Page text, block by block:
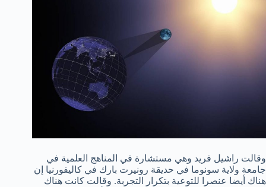
وقالت راشيل فريد وهي مستشارة في المناهج العلمية في
جامعة ولاية سونوما في حديقة رونيرت بارك في كاليفورنيا إن
هناك أيضا عنصرا للتوعية بتكرار التجربة. وقالت كانت هناك